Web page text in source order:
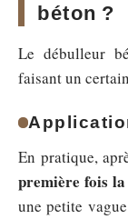
béton ?
Le débulleur
faisant un
En pratique,
première fois
une petite